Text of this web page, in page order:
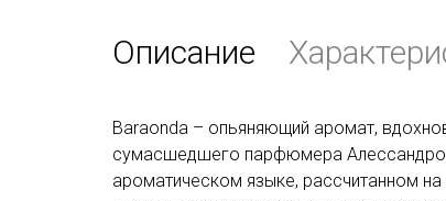
Описание
Baraonda – опьяняющий аромат,
сумасшедшего парфюмера Алессандро
ароматическом языке, рассчитанном